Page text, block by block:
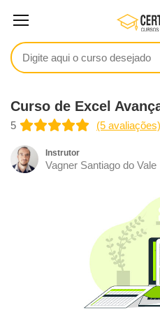
Curso de Excel
5 (5 avaliações)
Instrutor
Vagner Santiago do Vale